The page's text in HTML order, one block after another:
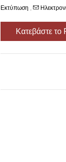
Εκτύπωση ,
Κατεβάστε το